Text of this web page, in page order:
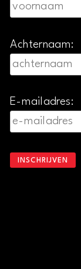
Achternaam:
E-mailadres: